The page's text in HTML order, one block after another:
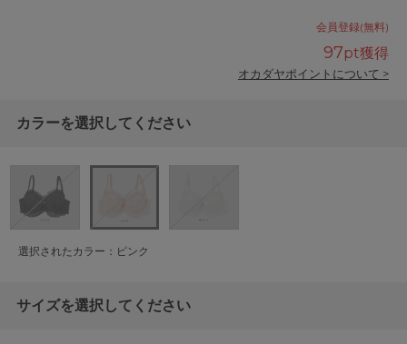
会員登録(無料)
97pt獲得
オカダヤポイントについて >
カラーを選択してください
選択されたカラー：ピンク
サイズを選択してください